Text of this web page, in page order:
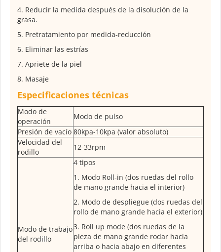
4. Reducir la medida después de la disolución de la
grasa.
5. Pretratamiento por medida-reducción
6. Eliminar las estrías
7. Apriete de la piel
8. Masaje
Especificaciones técnicas
Modo de
operación
Modo de pulso
Presión de vacío 80kpa-10kpa (valor absoluto)
Velocidad del
rodillo
12-33rpm
Modo de trabajo
del rodillo
4 tipos
1. Modo Roll-in (dos ruedas del rollo
de mano grande hacia el interior)
2. Modo de despliegue (dos ruedas del
rollo de mano grande hacia el exterior)
3. Roll up mode (dos ruedas de la
pieza de mano grande rodar hacia
arriba o hacia abajo en diferentes